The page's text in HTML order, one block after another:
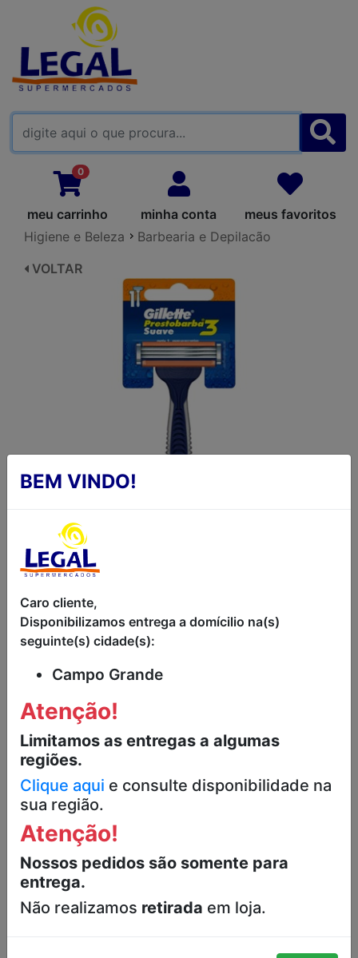
FALE CONOSCO
0
meu carrinho minha conta
meus favoritos
Higiene e Beleza
Barbearia e Depilacão
VOLTAR
APARELHO PARA
BARBEAR SUAVE
GILLETTE 1UN
APARELHO DESCARTÁVEL PARA
BARBEAR SUAVE PRESTOBARBA3
GILLETTE DISPLAY 1 UNIDADE
R$6,99
-
ADICIONAR
BEM VINDO!
Caro cliente,
Disponibilizamos entrega a domícilio na(s)
seguinte(s) cidade(s):
Campo Grande
Atenção!
Limitamos as entregas a algumas
regiões.
Clique aqui e consulte disponibilidade na
sua região.
Atenção!
Nossos pedidos são somente para
entrega.
Não realizamos retirada em loja.